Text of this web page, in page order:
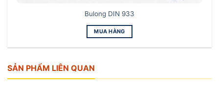
Bulong DIN 933
MUA HÀNG
SẢN PHẨM LIÊN QUAN